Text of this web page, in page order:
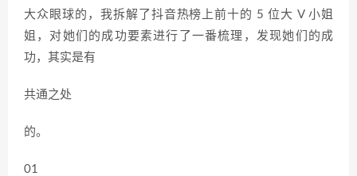
大众眼球的，我拆解了抖音热榜上前十的 5 位大 V 小姐
姐，对她们的成功要素进行了一番梳理，发现她们的成
功，其实是有
共通之处
的。
01